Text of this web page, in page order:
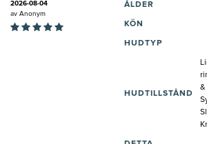
2026-08-04
av Anonym
ÅLDER
KÖN
HUDTYP
HUDTILLSTÅND
&